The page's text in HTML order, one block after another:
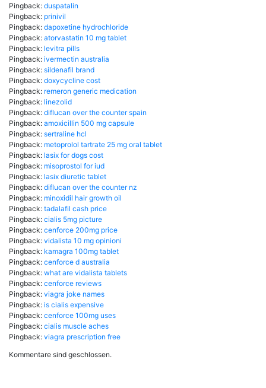
Pingback: duspatalin
Pingback: prinivil
Pingback: dapoxetine hydrochloride
Pingback: atorvastatin 10 mg tablet
Pingback: levitra pills
Pingback: ivermectin australia
Pingback: sildenafil brand
Pingback: doxycycline cost
Pingback: remeron generic medication
Pingback: linezolid
Pingback: diflucan over the counter spain
Pingback: amoxicillin 500 mg capsule
Pingback: sertraline hcl
Pingback: metoprolol tartrate 25 mg oral tablet
Pingback: lasix for dogs cost
Pingback: misoprostol for iud
Pingback: lasix diuretic tablet
Pingback: diflucan over the counter nz
Pingback: minoxidil hair growth oil
Pingback: tadalafil cash price
Pingback: cialis 5mg picture
Pingback: cenforce 200mg price
Pingback: vidalista 10 mg opinioni
Pingback: kamagra 100mg tablet
Pingback: cenforce d australia
Pingback: what are vidalista tablets
Pingback: cenforce reviews
Pingback: viagra joke names
Pingback: is cialis expensive
Pingback: cenforce 100mg uses
Pingback: cialis muscle aches
Pingback: viagra prescription free
Kommentare sind geschlossen.